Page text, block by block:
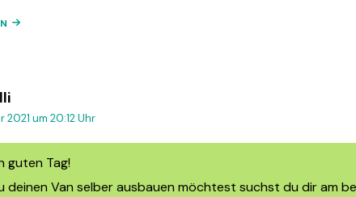
2021 um 20:12 Uhr
guten Tag!
deinen Van selber ausbauen möchtest suchst du dir am